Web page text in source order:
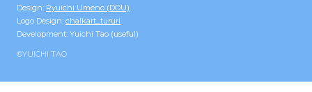
Design: Ryuichi Umeno (DOU)
Logo Design: chalkart_tururi
Development: Yuichi Tao (useful)
©YUICHI TAO︎